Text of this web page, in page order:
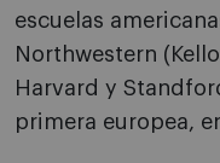
escuelas
Northwestern
Harvard y
primera europea,